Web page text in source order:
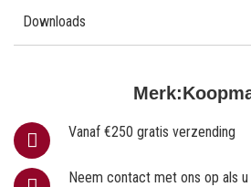
Merk:
Vanaf €250 gratis verzending
Neem contact met ons op als
Downloads